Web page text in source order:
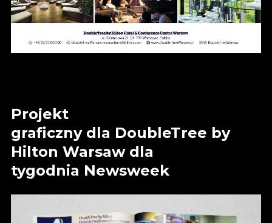
Projekt
graficzny dla DoubleTree by
Hilton Warsaw dla
tygodnia Newsweek